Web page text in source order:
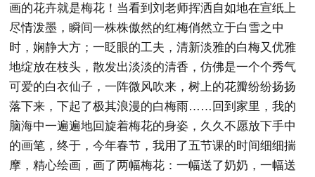
画的花卉就是梅花！当看到刘老师挥洒自如地在宣纸上
尽情泼墨，瞬间一株株傲然的红梅俏然立于白雪之中
时，娴静大方；一眨眼的工夫，清新淡雅的白梅又优雅
地绽放在枝头，散发出淡淡的清香，仿佛是一个个秀气
可爱的白衣仙子，一阵微风吹来，树上的花瓣纷纷扬扬
落下来，下起了极其浪漫的白梅雨……回到家里，我的
脑海中一遍遍地回旋着梅花的身姿，久久不愿放下手中
的画笔，终于，今年春节，我用了五节课的时间细细揣
摩，精心绘画，画了两幅梅花：一幅送了奶奶，一幅送